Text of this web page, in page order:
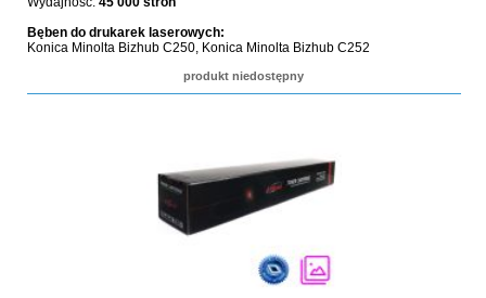
Bęben do drukarek laserowych:
Konica Minolta Bizhub C250, Konica Minolta Bizhub C252
produkt niedostępny